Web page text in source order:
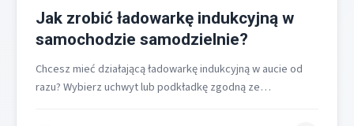
Jak zrobić ładowarkę indukcyjną w
samochodzie samodzielnie?
Chcesz mieć działającą ładowarkę indukcyjną w aucie od
razu? Wybierz uchwyt lub podkładkę zgodną ze